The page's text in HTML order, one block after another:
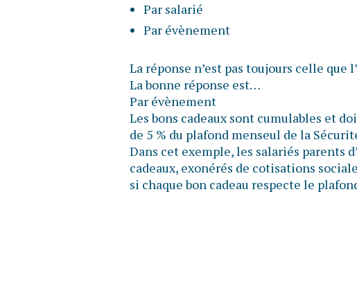
Par salarié
Par évènement
La réponse n’est pas toujours celle que
La bonne réponse est…
Par évènement
Les bons cadeaux sont cumulables et
de 5 % du plafond menseul de la
Dans cet exemple, les salariés parents
cadeaux, exonérés de cotisations
si chaque bon cadeau respecte le